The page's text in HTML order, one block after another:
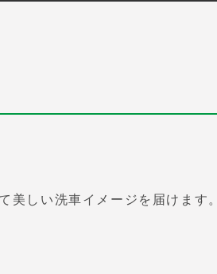
美しい洗車イメージを届けます。